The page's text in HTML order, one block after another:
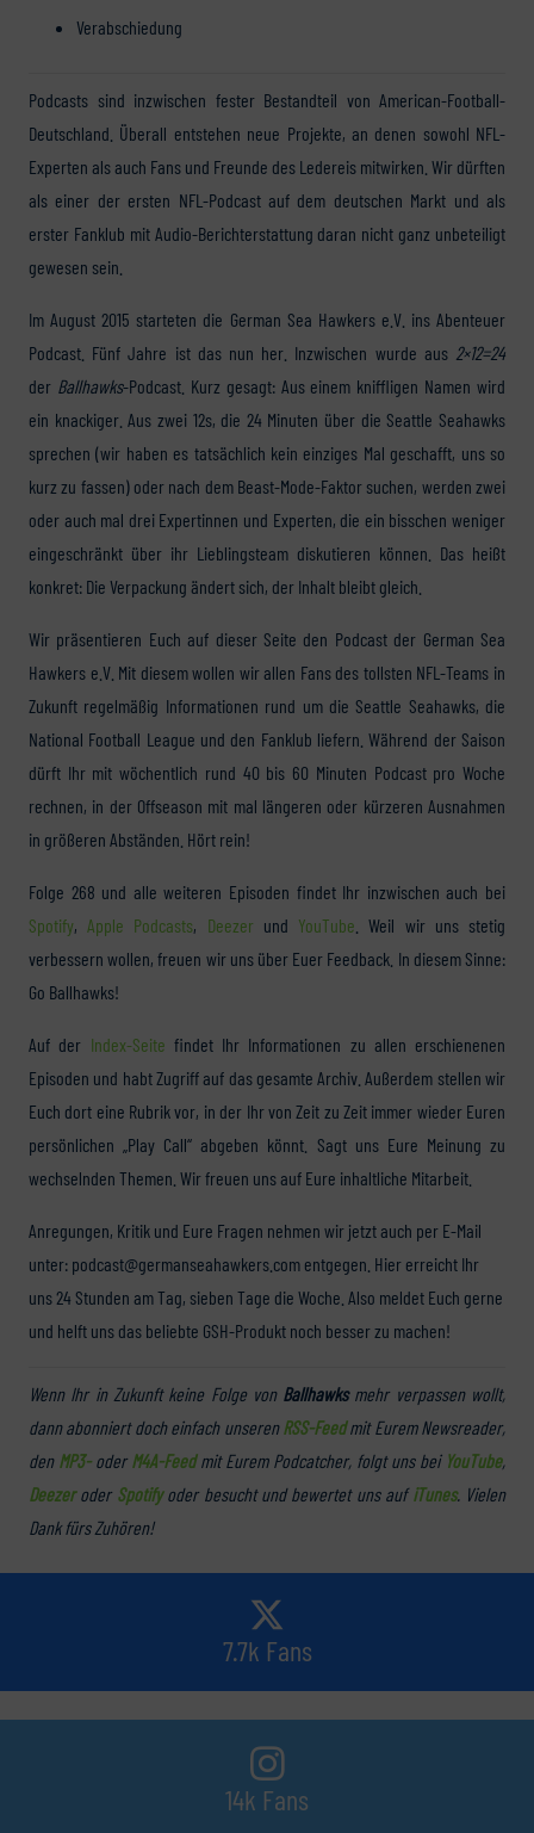
Verabschiedung
Podcasts sind inzwischen fester Bestandteil von American-Football-
Deutschland. Überall entstehen neue Projekte, an denen sowohl NFL-
Experten als auch Fans und Freunde des Ledereis mitwirken. Wir dürften
als einer der ersten NFL-Podcast auf dem deutschen Markt und als
erster Fanklub mit Audio-Berichterstattung daran nicht ganz unbeteiligt
gewesen sein.
Im August 2015 starteten die German Sea Hawkers e.V. ins Abenteuer
Podcast. Fünf Jahre ist das nun her. Inzwischen wurde aus 2×12=24
der Ballhawks-Podcast. Kurz gesagt: Aus einem kniffligen Namen wird
ein knackiger. Aus zwei 12s, die 24 Minuten über die Seattle Seahawks
sprechen (wir haben es tatsächlich kein einziges Mal geschafft, uns so
kurz zu fassen) oder nach dem Beast-Mode-Faktor suchen, werden zwei
oder auch mal drei Expertinnen und Experten, die ein bisschen weniger
eingeschränkt über ihr Lieblingsteam diskutieren können. Das heißt
konkret: Die Verpackung ändert sich, der Inhalt bleibt gleich.
Wir präsentieren Euch auf dieser Seite den Podcast der German Sea
Hawkers e.V. Mit diesem wollen wir allen Fans des tollsten NFL-Teams in
Zukunft regelmäßig Informationen rund um die Seattle Seahawks, die
National Football League und den Fanklub liefern. Während der Saison
dürft Ihr mit wöchentlich rund 40 bis 60 Minuten Podcast pro Woche
rechnen, in der Offseason mit mal längeren oder kürzeren Ausnahmen
in größeren Abständen. Hört rein!
Folge 268 und alle weiteren Episoden findet Ihr inzwischen auch bei
Spotify,Apple Podcasts, Deezer und YouTube . Weil wir uns stetig
verbessern wollen, freuen wir uns über Euer Feedback. In diesem Sinne:
Go Ballhawks!
Auf der Index-Seite findet Ihr Informationen zu allen erschienenen
Episoden und habt Zugriff auf das gesamte Archiv. Außerdem stellen wir
Euch dort eine Rubrik vor, in der Ihr von Zeit zu Zeit immer wieder Euren
persönlichen „Play Call“ abgeben könnt. Sagt uns Eure Meinung zu
wechselnden Themen. Wir freuen uns auf Eure inhaltliche Mitarbeit.
Anregungen, Kritik und Eure Fragen nehmen wir jetzt auch per E-Mail
unter: podcast@germanseahawkers.com entgegen. Hier erreicht Ihr
uns 24 Stunden am Tag, sieben Tage die Woche. Also meldet Euch gerne
und helft uns das beliebte GSH-Produkt noch besser zu machen!
Wenn Ihr in Zukunft keine Folge von Ballhawksmehr verpassen wollt,
dann abonniert doch einfach unserenRSS-Feedmit Eurem Newsreader,
den MP3-oder M4A-Feedmit Eurem Podcatcher, folgt uns bei YouTube,
Deezeroder Spotifyoder besucht und bewertet uns aufiTunes. Vielen
Dank fürs Zuhören!
7.7k Fans
14k Fans